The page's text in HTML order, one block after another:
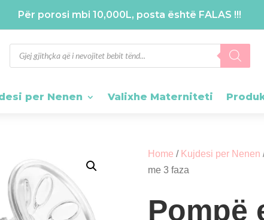
Për porosi mbi 10,000L, posta është FALAS !!!
Products
search
per Nenen Valixhe Materniteti
Home / Kujdesi per Nenen
me 3 faza
Pompë